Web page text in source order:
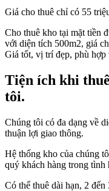
Giá cho thuê chỉ có 55
Cho thuê kho tại mặt tiền
với diện tích 500m2, giá
Giá tốt, vị trí đẹp, phù hợp
Tiện ích khi
tôi.
Chúng tôi có đa dạng về
thuận lợi giao thông.
Hệ thống kho của chúng
quý khách hàng trong tình
Có thể thuê dài hạn, 2